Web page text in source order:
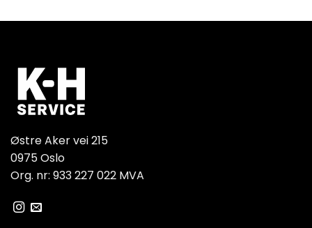
Østre Aker vei 215
0975 Oslo
Org. nr: 933 227 022 MVA